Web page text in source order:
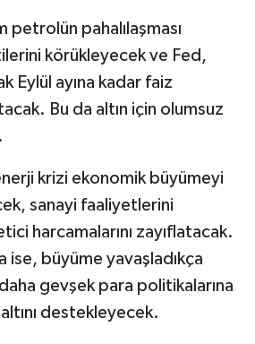
petrolün pahalılaşması
körükleyecek ve Fed,
Eylül ayına kadar faiz
Bu da altın için olumsuz
krizi ekonomik büyümeyi
sanayi faaliyetlerini
harcamalarını zayıflatacak.
ise, büyüme yavaşladıkça
gevşek para politikalarına
destekleyecek.